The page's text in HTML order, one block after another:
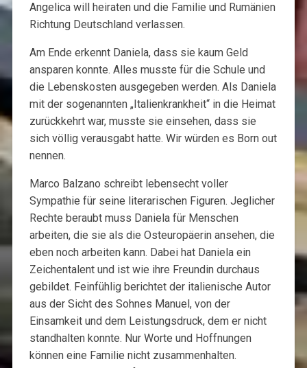
Angelica will heiraten und die Familie und Rumänien
Richtung Deutschland verlassen.
Am Ende erkennt Daniela, dass sie kaum Geld
ansparen konnte. Alles musste für die Schule und
die Lebenskosten ausgegeben werden. Als Daniela
mit der sogenannten „Italienkrankheit“ in die Heimat
zurückkehrt war, musste sie einsehen, dass sie
sich völlig verausgabt hatte. Wir würden es Born out
nennen.
Marco Balzano schreibt lebensecht voller
Sympathie für seine literarischen Figuren. Jeglicher
Rechte beraubt muss Daniela für Menschen
arbeiten, die sie als die Osteuropäerin ansehen, die
eben noch arbeiten kann. Dabei hat Daniela ein
Zeichentalent und ist wie ihre Freundin durchaus
gebildet. Feinfühlig berichtet der italienische Autor
aus der Sicht des Sohnes Manuel, von der
Einsamkeit und dem Leistungsdruck, dem er nicht
standhalten konnte. Nur Worte und Hoffnungen
können eine Familie nicht zusammenhalten.